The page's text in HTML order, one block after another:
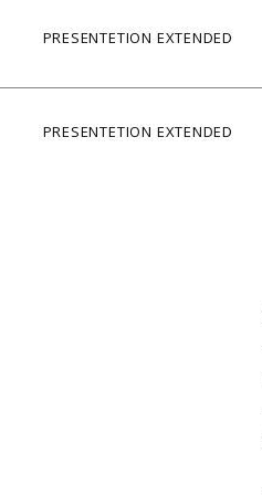
PRESENTETION EXTENDED
PRESENTETION EXTENDED